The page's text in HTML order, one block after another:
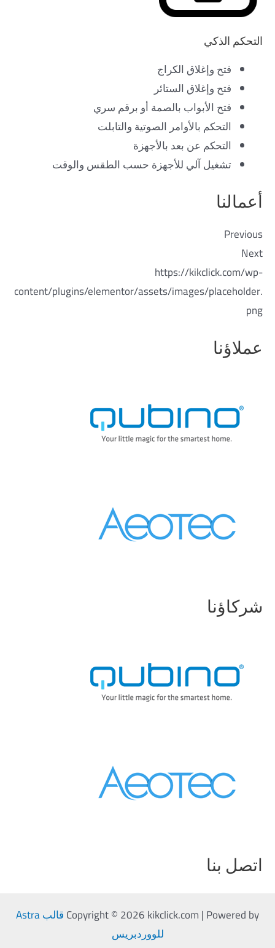
التحكم الذكي
فتح وإغلاق الكراج
فتح وإغلاق الستائر
فتح الأبواب بالصمة أو برقم سري
التحكم بالأوامر الصوتية والتابلت
التحكم عن بعد بالأجهزة
تشغيل آلي للأجهزة حسب الطقس والوقت
أعمالنا
Previous
Next
https://kikclick.com/wp-
content/plugins/elementor/assets/images/placeholder.
png
عملاؤنا
شركاؤنا
اتصل بنا
Copyright © 2026 kikclick.com | Powered by
قالب Astra
للووردبريس